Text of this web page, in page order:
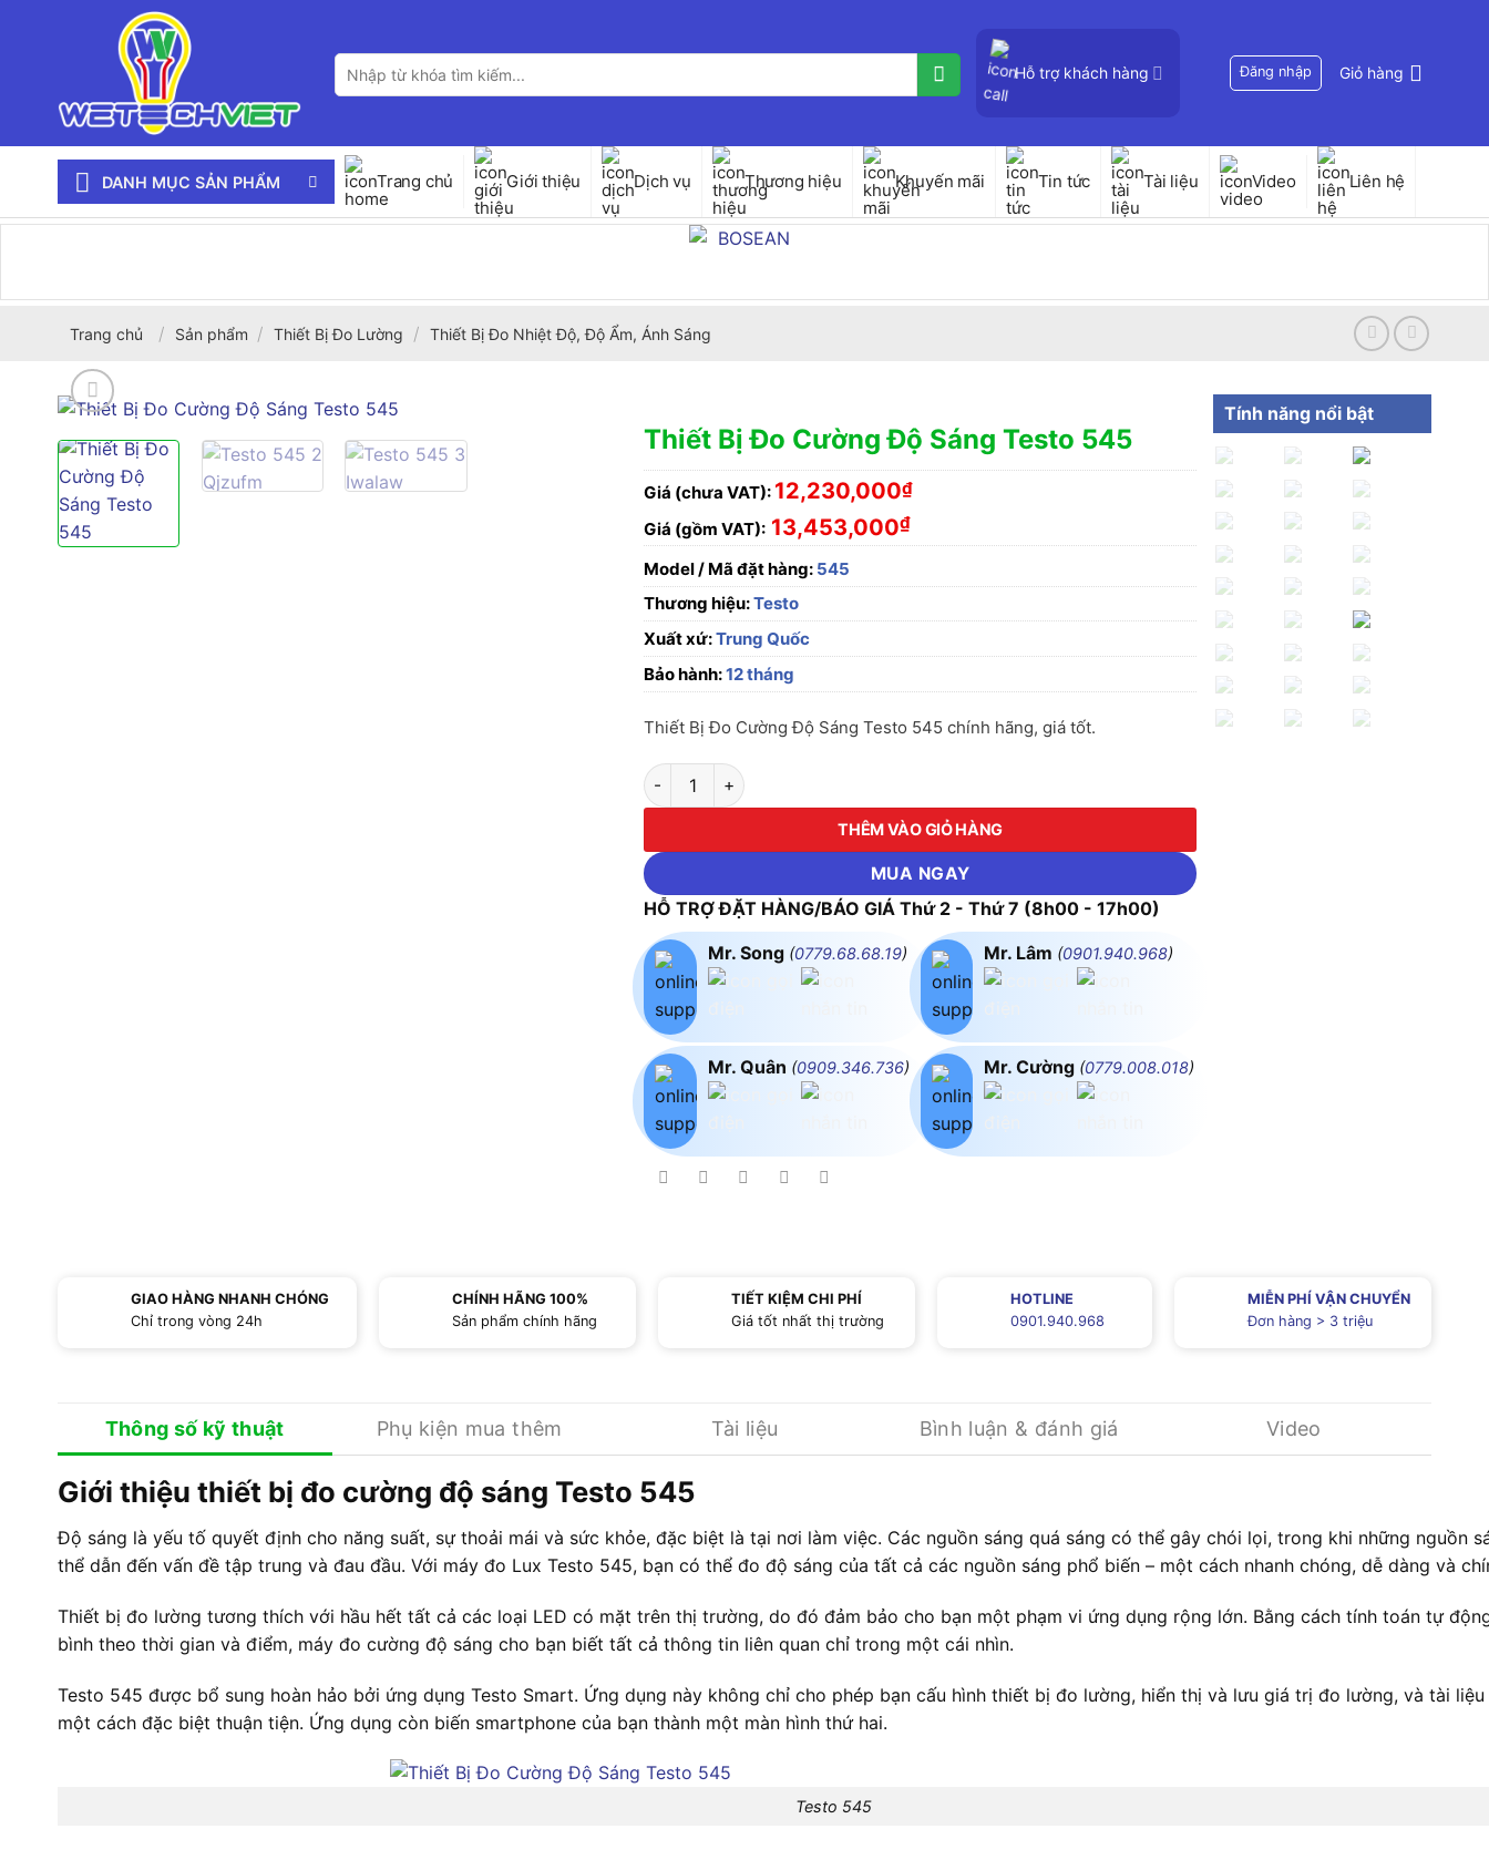
Tìm
kiếm:
Hỗ trợ khách hàng Đăng nhập Giỏ hàng
DANH MỤC SẢN PHẨM Trang chủ Giới thiệu Dịch vụ Thương hiệu Khuyến mãi Tin tức Tài liệu Video Liên hệ
Trang chủ / Sản phẩm / Thiết Bị Đo Lường / Thiết Bị Đo Nhiệt Độ, Độ Ẩm, Ánh Sáng
Thiết Bị Đo Cường Độ Sáng Testo 545
Giá (chưa VAT): 12,230,000₫
Giá (gồm VAT): 13,453,000₫
Model / Mã đặt hàng: 545
Thương hiệu:Testo
Xuất xứ:Trung Quốc
Bảo hành:12 tháng
Thiết Bị Đo Cường Độ Sáng Testo 545 chính hãng, giá tốt.
Thiết Bị Đo Cường Độ Sáng Testo 545 số lượng
THÊM VÀO GIỎ HÀNG
MUA NGAY
HỖ TRỢ ĐẶT HÀNG/BÁO GIÁ Thứ 2 - Thứ 7 (8h00 - 17h00)
Mr. Song (0779.68.68.19)
Mr. Quân (0909.346.736)
Mr. Lâm (0901.940.968)
Mr. Cường (0779.008.018)
Tính năng nổi bật
GIAO HÀNG NHANH CHÓNG
Chỉ trong vòng 24h
CHÍNH HÃNG 100%
Sản phẩm chính hãng
TIẾT KIỆM CHI PHÍ
Giá tốt nhất thị trường
HOTLINE
0901.940.968
MIỄN PHÍ VẬN CHUYỂN
Đơn hàng > 3 triệu
Thông số kỹ thuật Phụ kiện mua thêm Tài liệu Bình luận & đánh giá Video
Giới thiệu thiết bị đo cường độ sáng Testo 545
Độ sáng là yếu tố quyết định cho năng suất, sự thoải mái và sức khỏe, đặc biệt là tại nơi làm việc. Các nguồn sáng quá sáng có thể gây chói lọi, trong khi những nguồn
thể dẫn đến vấn đề tập trung và đau đầu. Với máy đo Lux Testo 545, bạn có thể đo độ sáng của tất cả các nguồn sáng phổ biến – một cách nhanh chóng, dễ dàng và
Thiết bị đo lường tương thích với hầu hết tất cả các loại LED có mặt trên thị trường, do đó đảm bảo cho bạn một phạm vi ứng dụng rộng lớn. Bằng cách tính toán tự
bình theo thời gian và điểm, máy đo cường độ sáng cho bạn biết tất cả thông tin liên quan chỉ trong một cái nhìn.
Testo 545 được bổ sung hoàn hảo bởi ứng dụng Testo Smart. Ứng dụng này không chỉ cho phép bạn cấu hình thiết bị đo lường, hiển thị và lưu giá trị đo lường, và tài liệu
một cách đặc biệt thuận tiện. Ứng dụng còn biến smartphone của bạn thành một màn hình thứ hai.
Testo 545